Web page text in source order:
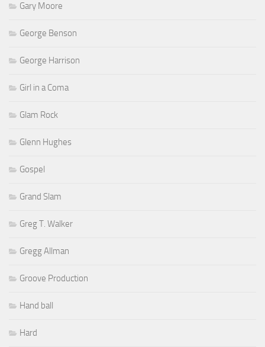
Gary Moore
George Benson
George Harrison
Girl in a Coma
Glam Rock
Glenn Hughes
Gospel
Grand Slam
Greg T. Walker
Gregg Allman
Groove Production
Hand ball
Hard